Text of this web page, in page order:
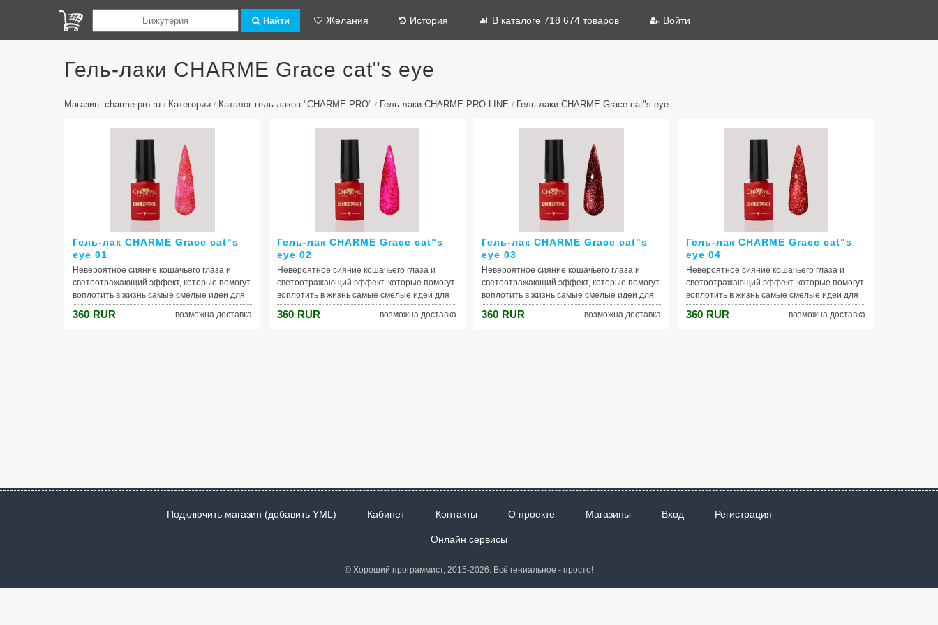
Найти Желания История В каталоге 718 674 товаров Войти
Гель-лаки CHARME Grace cat"s eye
Магазин: charme-pro.ru / Категории / Каталог гель-лаков "CHARME PRO" / Гель-лаки CHARME PRO LINE / Гель-лаки CHARME Grace cat"s eye
Гель-лак CHARME Grace cat"s
eye 01
Невероятное сияние кошачьего глаза и
светоотражающий эффект, которые помогут
воплотить в жизнь самые смелые идеи для
маникюра. Вуаль из высокой концентрации
сияющих частиц ослепляет своим блеском
360 RUR возможна доставка
Гель-лак CHARME Grace cat"s
eye 02
Невероятное сияние кошачьего глаза и
светоотражающий эффект, которые помогут
воплотить в жизнь самые смелые идеи для
маникюра. Вуаль из высокой концентрации
сияющих частиц ослепляет своим блеском
360 RUR возможна доставка
Гель-лак CHARME Grace cat"s
eye 03
Невероятное сияние кошачьего глаза и
светоотражающий эффект, которые помогут
воплотить в жизнь самые смелые идеи для
маникюра. Вуаль из высокой концентрации
сияющих частиц ослепляет своим блеском
360 RUR возможна доставка
Гель-лак CHARME Grace cat"s
eye 04
Невероятное сияние кошачьего глаза и
светоотражающий эффект, которые помогут
воплотить в жизнь самые смелые идеи для
маникюра. Вуаль из высокой концентрации
сияющих частиц ослепляет своим блеском
360 RUR возможна доставка
Подключить магазин (добавить YML) Кабинет Контакты О проекте Магазины Вход Регистрация
Онлайн сервисы
© Хороший программист, 2015-2026. Всё гениальное - просто!